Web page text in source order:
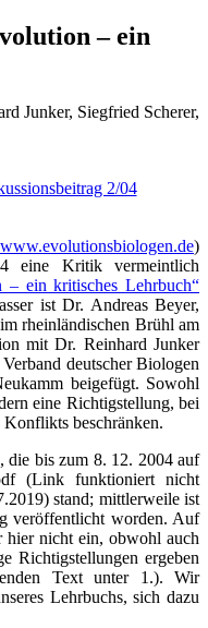
– ein
Junker, Siegfried Scherer,
2/04
www.evolutionsbiologen.de)
eine Kritik vermeintlich
– ein kritisches Lehrbuch“
ist Dr. Andreas Beyer,
rheinländischen Brühl am
mit Dr. Reinhard Junker
deutscher Biologen
beigefügt. Sowohl
eine Richtigstellung, bei
Konflikts beschränken.
die bis zum 8. 12. 2004 auf
(Link funktioniert nicht
stand; mittlerweile ist
veröffentlicht worden. Auf
hier nicht ein, obwohl auch
Richtigstellungen ergeben
Text unter 1.). Wir
Lehrbuchs, sich dazu